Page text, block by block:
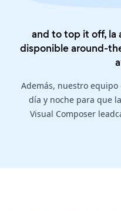
and to top it off, la
disponible around-
Además, nuestro
día y noche para que
Visual Composer